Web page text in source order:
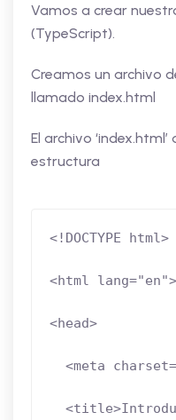
Vamos a crear
(TypeScript).
Creamos un archivo
llamado index.html
El archivo
estructura
<!DOCTYPE html>
<html lang="en">
<head>
<meta